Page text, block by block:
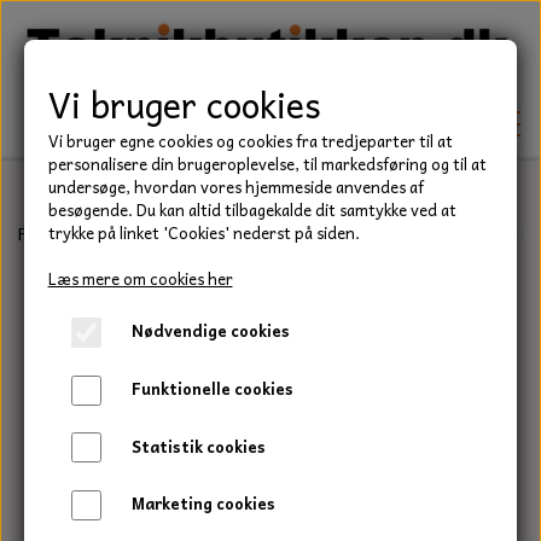
TEKNIK
KILEREMME
LEJER
PAKDÅSER
LÅSERINGE
BEFÆSTELSE
HAVE/PARK
UNIVERSALE REMME TIL PLÆNEKLIPPER OG
HAVETRAKTOR
TRAKTOR/ENTREPRENØR
Forside Traktor/Entreprenør Trækbolte og splitter
Vi bruger cookies
Vi bruger egne cookies og cookies fra tredjeparter til at
personalisere din brugeroplevelse, til markedsføring og til at
undersøge, hvordan vores hjemmeside anvendes af
besøgende. Du kan altid tilbagekalde dit samtykke ved at
trykke på linket 'Cookies' nederst på siden.
Læs mere om cookies her
Nødvendige cookies
Funktionelle cookies
Statistik cookies
Marketing cookies